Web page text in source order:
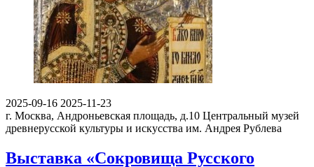
2025-09-16 2025-11-23
г. Москва, Андроньевская площадь, д.10 Центральный музей
древнерусской культуры и искусства им. Андрея Рублева
Выставка «Сокровища Русского